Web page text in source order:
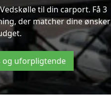
til din carport. Få 3
der matcher dine ønsker
og uforpligtende